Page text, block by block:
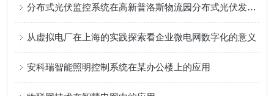
分布式光伏监控系统在高新普洛斯物流园分布式光伏发电项目中的应用
从虚拟电厂在上海的实践探索看企业微电网数字化的意义
安科瑞智能照明控制系统在某办公楼上的应用